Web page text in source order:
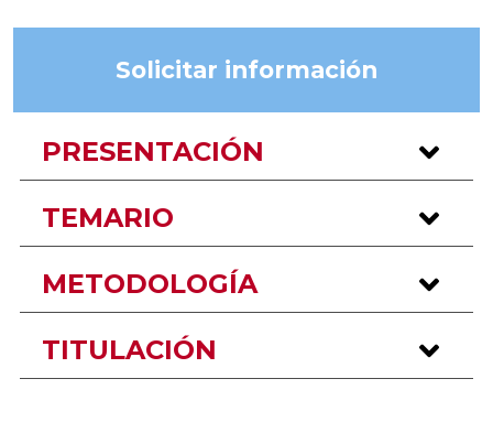
Solicitar información
PRESENTACIÓN
TEMARIO
METODOLOGÍA
TITULACIÓN